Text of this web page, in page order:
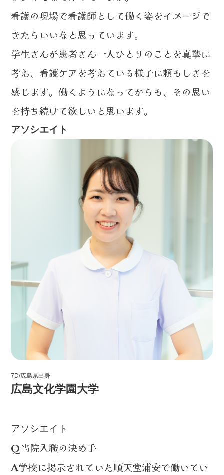
看護の現場で看護師として働く姿をイメージで
きたらいいなと思っています。
学生さんが患者さん一人ひとりのことを真摯に
考え、看護ケアを考えている様子に頼もしさを
感じます。働くようになってからも、その思い
を持ち続けて欲しいと思います。
アソシエイト
7D/広島県出身
広島文化学園大学
アソシエイト
Q 当院入職の決め手
A学校に掲示されていた順天堂浦安で働いてい